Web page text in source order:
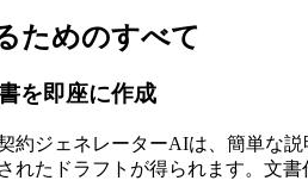
ためのすべて
を即座に作成
約ジェネレーターAIは、簡単な
たドラフトが得られます。文書